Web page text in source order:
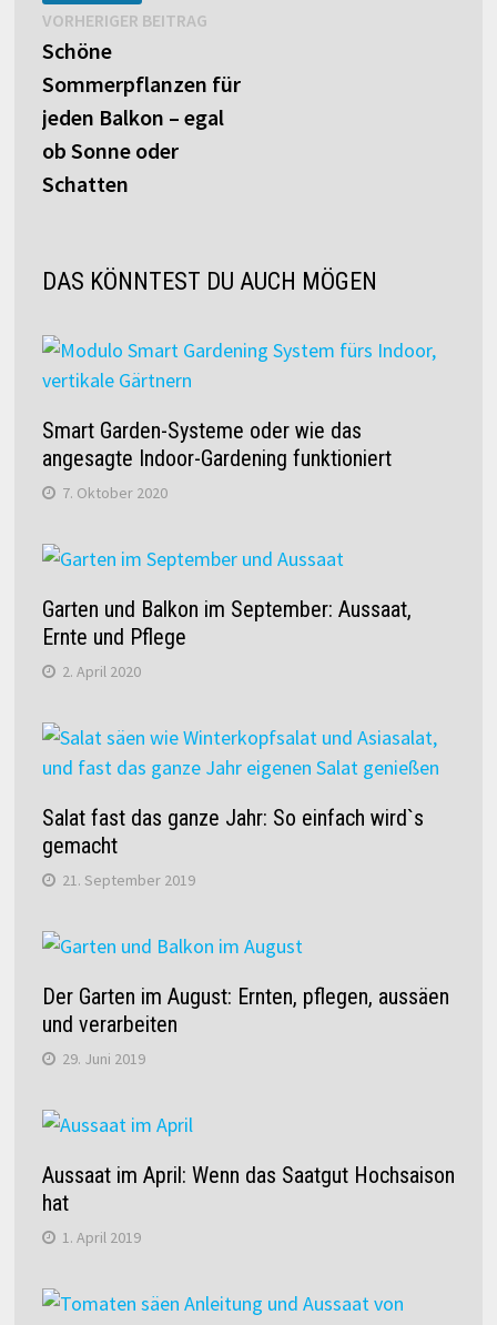
Beitragsnavigation
VORHERIGER BEITRAGVorheriger
Schöne
Sommerpflanzen für
jeden Balkon – egal
ob Sonne oder
Schatten
DAS KÖNNTEST DU AUCH MÖGEN
Smart Garden-Systeme oder wie das
angesagte Indoor-Gardening funktioniert
7. Oktober 2020
Garten und Balkon im September: Aussaat,
Ernte und Pflege
2. April 2020
Salat fast das ganze Jahr: So einfach wird`s
gemacht
21. September 2019
Der Garten im August: Ernten, pflegen, aussäen
und verarbeiten
29. Juni 2019
Aussaat im April: Wenn das Saatgut Hochsaison
hat
1. April 2019